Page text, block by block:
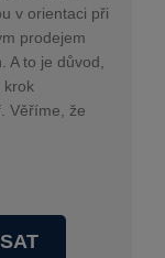
v orientaci při
prodejem
A to je důvod,
krok
Věříme, že